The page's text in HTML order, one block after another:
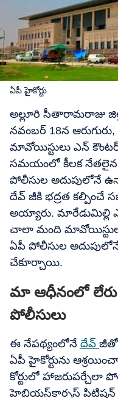
ఏపీ హైకోర్టు
అల్లూరి సీతారామరాజు
నవంబర్ 18న
మావోయిస్టులు ఎన్
సమయంలో కీలక నేతలైన
పోలీసుల అదుపులోనే
దేవ్ జీకి భద్రత కల్పించే
అయ్యారు. మారేడుమిల్లి
చాలా మంది మావోయిస్టుల
ఏపీ పోలీసుల
చేకూర్చాయి.
మా ఆధీనంలో లేరు -
పోలీసులు
ఈ నేపథ్యంలోనే దేవ్ జీతో
ఏపీ హైకోర్టును
కోర్టులో హాజరుపర్చేలా
హెబియస్‌కార్పస్‌ పిటిషన్‌